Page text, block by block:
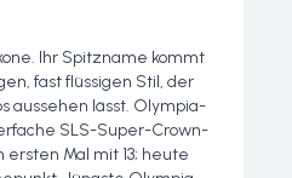
Ihr Spitzname kommt
fast flüssigen Stil, der
aussehen lässt. Olympia-
SLS-Super-Crown-
Mal mit 13; heute